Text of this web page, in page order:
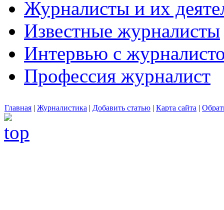
Журналисты и их
Известные журналисты
Интервью с
Профессия журналист
Главная | Журналистика | Добавить статью | Карта сайта |